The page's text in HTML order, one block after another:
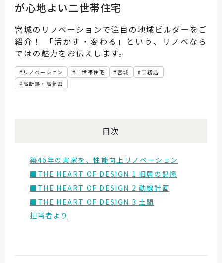
が心地よい二世帯住宅
リノベーション 二世帯住宅 宮城
工務店
高断熱・高気密
宮城のリノベーションで注目の地域ビルダーをご
紹介！ 「活かす・変わる」という、リノベなら
ではの魅力をお伝えします。
目次
築46年の実家を、性能向上リノベーション
■THE HEART OF DESIGN 1 旧居の記憶
■THE HEART OF DESIGN 2 動線計画
■THE HEART OF DESIGN 3 土間
担当者より